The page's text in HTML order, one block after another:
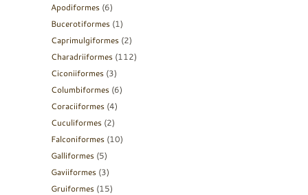
Apodiformes (6)
Bucerotiformes (1)
Caprimulgiformes (2)
Charadriiformes (112)
Ciconiiformes (3)
Columbiformes (6)
Coraciiformes (4)
Cuculiformes (2)
Falconiformes (10)
Galliformes (5)
Gaviiformes (3)
Gruiformes (15)